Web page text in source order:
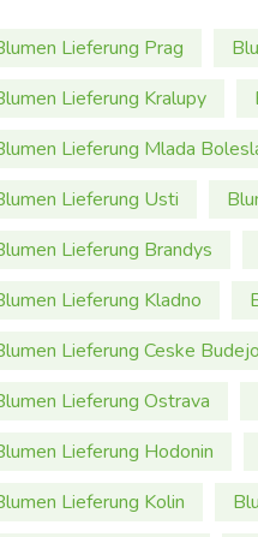
Lieferung Prag
Lieferung Kralupy
Lieferung Mlada
Lieferung Usti
Lieferung Brandys
Lieferung Kladno
Lieferung Ceske
Lieferung Ostrava
Lieferung Hodonin
Lieferung Kolin